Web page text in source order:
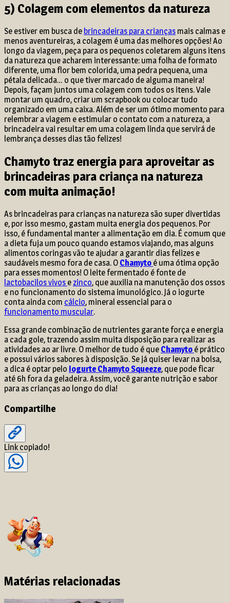
5) Colagem com elementos da natureza
Se estiver em busca de brincadeiras para crianças mais calmas e
menos aventureiras, a colagem é uma das melhores opções! Ao
longo da viagem, peça para os pequenos coletarem alguns itens
da natureza que acharem interessante: uma folha de formato
diferente, uma flor bem colorida, uma pedra pequena, uma
pétala delicada… o que tiver marcado de alguma maneira!
Depois, façam juntos uma colagem com todos os itens. Vale
montar um quadro, criar um scrapbook ou colocar tudo
organizado em uma caixa. Além de ser um ótimo momento para
relembrar a viagem e estimular o contato com a natureza, a
brincadeira vai resultar em uma colagem linda que servirá de
lembrança desses dias tão felizes!
Chamyto traz energia para aproveitar as
brincadeiras para criança na natureza
com muita animação!
As brincadeiras para crianças na natureza são super divertidas
e, por isso mesmo, gastam muita energia dos pequenos. Por
isso, é fundamental manter a alimentação em dia. É comum que
a dieta fuja um pouco quando estamos viajando, mas alguns
alimentos coringas vão te ajudar a garantir dias felizes e
saudáveis mesmo fora de casa. O Chamyto é uma ótima opção
para esses momentos! O leite fermentado é fonte de
lactobacilos vivos e zinco, que auxilia na manutenção dos ossos
e no funcionamento do sistema imunológico. Já o iogurte
conta ainda com cálcio, mineral essencial para o
funcionamento muscular.
Essa grande combinação de nutrientes garante força e energia
a cada gole, trazendo assim muita disposição para realizar as
atividades ao ar livre. O melhor de tudo é que Chamyto é prático
e possui vários sabores à disposição. Se já quiser levar na bolsa,
a dica é optar pelo Iogurte Chamyto Squeeze, que pode ficar
até 6h fora da geladeira. Assim, você garante nutrição e sabor
para as crianças ao longo do dia!
Compartilhe
Link copiado!
Matérias relacionadas